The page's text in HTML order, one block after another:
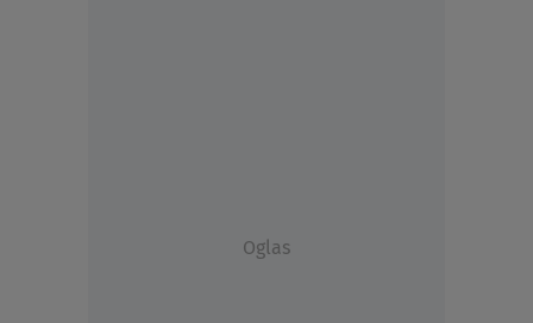
Oglas